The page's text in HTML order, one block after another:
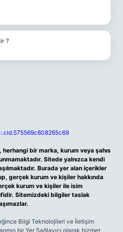
?
bir marka, kurum veya şahıs
Sitede yalnızca kendi
Burada yer alan içerikler
gerçek kurum ve kişiler hakkında
kurum ve kişiler ile isim
Sitemizdeki bilgiler taslak
Bilgi Teknolojileri ve İletişim
bir Yer Sağlayıcı olarak hizmet